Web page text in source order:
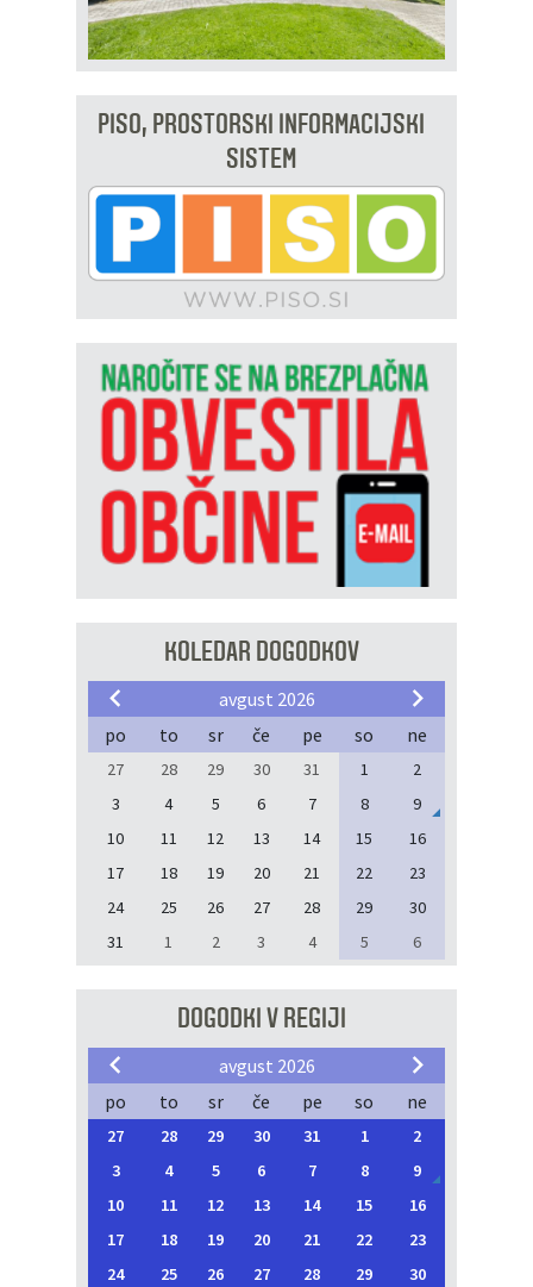
PISO, PROSTORSKI INFORMACIJSKI
SISTEM
KOLEDAR DOGODKOV
avgust 2026
po
to sr če pe so ne
27 28 29 30 31 1
2
3
4 5 6 7 8
9
10
11 12 13 14 15
16
17
18 19 20 21 22
23
24
25 26 27 28 29
30
31
1 2 3 4 5 6
DOGODKI V REGIJI
avgust 2026
po
to sr če pe so ne
27 28 29 30 31 1
2
3
4 5 6 7 8
9
10
11 12 13 14 15
16
17
18 19 20 21 22
23
24
25 26 27 28 29
30